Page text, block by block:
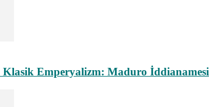
Klasik Emperyalizm: Maduro İddianamesi